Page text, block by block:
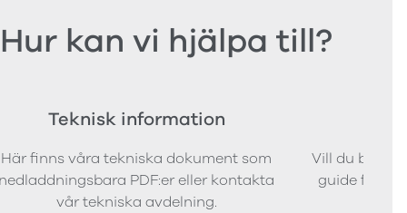
Hur kan vi hjälpa till?
Teknisk information
Här finns våra tekniska dokument som
PDF:er eller kontakta
vår tekniska avdelning.
Vill du
guide för